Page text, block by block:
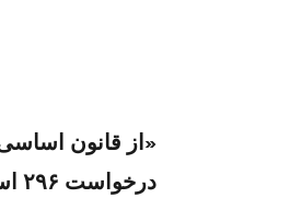
«از قانون